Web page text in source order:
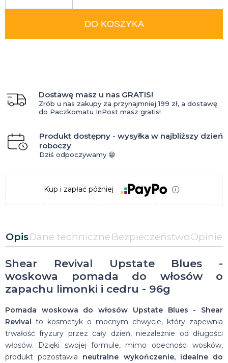
produkt pojawił się w sprzedaży.
DO KOSZYKA
Dostawę masz u nas GRATIS!
Zrób u nas zakupy za przynajmniej 199 zł, a dostawę
do Paczkomatu InPost masz gratis!
Produkt dostępny - wysyłka w najbliższy dzień
roboczy
Dziś odpoczywamy 😁
Kup i zapłać później
OpisDane techniczne BezpieczeństwoOpinie
Shear Revival Upstate Blues -
woskowa pomada do włosów o
zapachu limonki i cedru - 96g
Pomada woskowa do włosów Upstate Blues - Shear
Revival to kosmetyk o mocnym chwycie, który zapewnia
trwałość fryzury przez cały dzień, niezależnie od długości
włosów. Dzięki swojej formule, mimo obecności wosków,
produkt pozostawia neutralne wykończenie, idealne do